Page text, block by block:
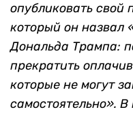
опубликовать свой
который он назвал
Дональда Трампа:
прекратить
которые не могут
самостоятельно».